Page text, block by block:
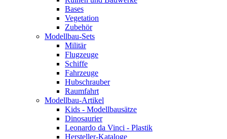
Bases
Vegetation
Zubehör
Modellbau-Sets
Militär
Flugzeuge
Schiffe
Fahrzeuge
Hubschrauber
Raumfahrt
Modellbau-Artikel
Kids - Modellbausätze
Dinosaurier
Leonardo da Vinci - Plastik
Hersteller-Kataloge